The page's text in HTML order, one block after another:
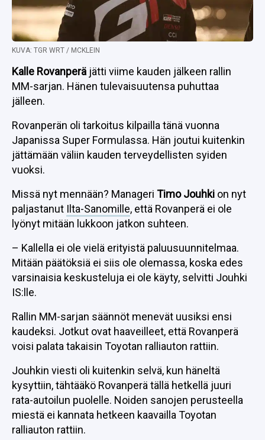
KUVA: TGR WRT / MCKLEIN
Kalle Rovanperä jätti viime kauden jälkeen rallin
MM-sarjan. Hänen tulevaisuutensa puhuttaa
jälleen.
Rovanperän oli tarkoitus kilpailla tänä vuonna
Japanissa Super Formulassa. Hän joutui kuitenkin
jättämään väliin kauden terveydellisten syiden
vuoksi.
Missä nyt mennään? Manageri Timo Jouhki on nyt
paljastanut Ilta-Sanomille, että Rovanperä ei ole
lyönyt mitään lukkoon jatkon suhteen.
– Kallella ei ole vielä erityistä paluusuunnitelmaa.
Mitään päätöksiä ei siis ole olemassa, koska edes
varsinaisia keskusteluja ei ole käyty, selvitti Jouhki
IS:lle.
Rallin MM-sarjan säännöt menevät uusiksi ensi
kaudeksi. Jotkut ovat haaveilleet, että Rovanperä
voisi palata takaisin Toyotan ralliauton rattiin.
Jouhkin viesti oli kuitenkin selvä, kun häneltä
kysyttiin, tähtääkö Rovanperä tällä hetkellä juuri
rata-autoilun puolelle. Noiden sanojen perusteella
miestä ei kannata hetkeen kaavailla Toyotan
ralliauton rattiin.